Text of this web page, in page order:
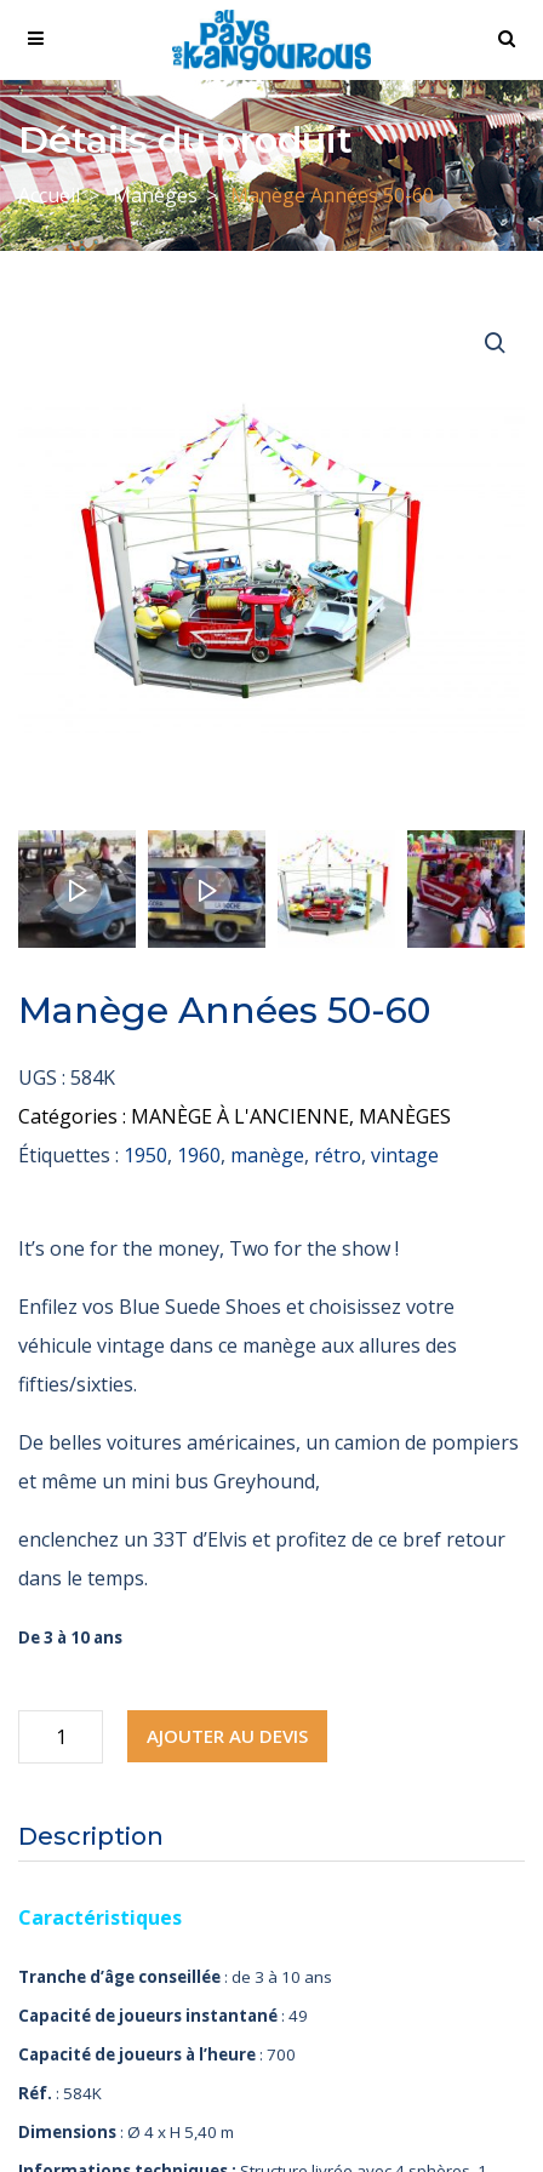
Détails du produit
Accueil Manèges Manège Années 50-60
Manège Années 50-60
UGS : 584K
Catégories : MANÈGE À L'ANCIENNE, MANÈGES
Étiquettes : 1950, 1960, manège, rétro, vintage
It’s one for the money, Two for the show !
Enfilez vos Blue Suede Shoes et choisissez votre
véhicule vintage dans ce manège aux allures des
fifties/sixties.
De belles voitures américaines, un camion de pompiers
et même un mini bus Greyhound,
enclenchez un 33T d’Elvis et profitez de ce bref retour
dans le temps.
De 3 à 10 ans
quantité
de
Années
60
AJOUTER AU DEVIS
Description
Caractéristiques
Tranche d’âge conseillée : de 3 à 10 ans
Capacité de joueurs instantané : 49
Capacité de joueurs à l’heure : 700
Réf. : 584K
Dimensions : Ø 4 x H 5,40 m